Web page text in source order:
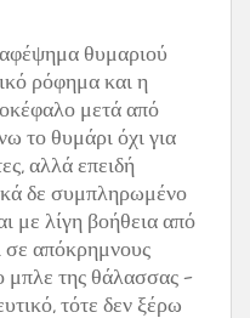
αφέψημα θυμαριού
ρόφημα και η
μετά από
το θυμάρι όχι για
αλλά επειδή
δε συμπληρωμένο
με λίγη βοήθεια από
σε απόκρημνους
της θάλασσας –
τότε δεν ξέρω